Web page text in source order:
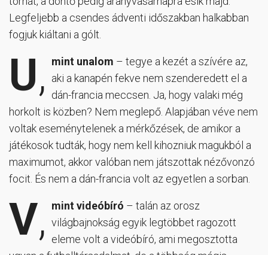
Legfeljebb a csendes ádventi időszakban halkabban
fogjuk kiáltani a gólt.
U, mint unalom – tegye a kezét a szívére az,
aki a kanapén fekve nem szenderedett el a
dán-francia meccsen. Ja, hogy valaki még
horkolt is közben? Nem meglepő. Alapjában véve nem
voltak eseménytelenek a mérkőzések, de amikor a
játékosok tudták, hogy nem kell kihozniuk magukból a
maximumot, akkor valóban nem játszottak nézővonzó
focit. És nem a dán-francia volt az egyetlen a sorban.
V, mint videóbíró – talán az orosz
világbajnokság egyik legtöbbet ragozott
eleme volt a videóbíró, ami megosztotta